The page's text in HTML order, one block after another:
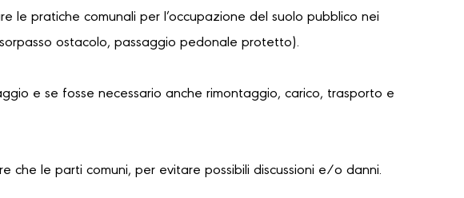
le pratiche comunali per l’occupazione del suolo pubblico nei
ostacolo, passaggio pedonale protetto).
e se fosse necessario anche rimontaggio, carico, trasporto e
che le parti comuni, per evitare possibili discussioni e/o danni.